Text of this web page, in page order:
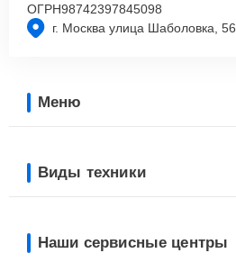
г. Москва улица Шаболовка, 56
ОГРН98742397845098
Меню
Виды техники
Наши сервисные центры